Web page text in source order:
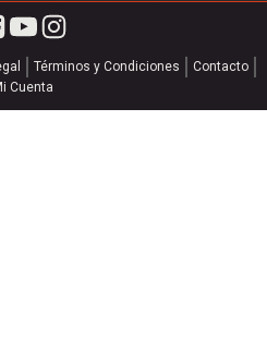
Términos y Condiciones
Contacto
Cuenta